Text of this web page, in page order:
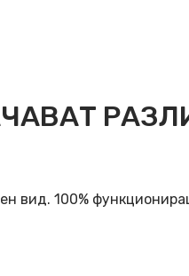
вид. 100%